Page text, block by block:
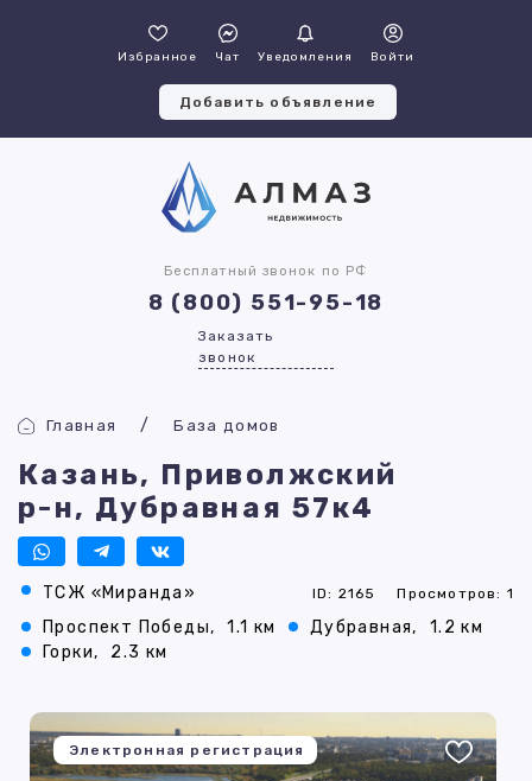
Избранное Чат Уведомления Войти
Добавить объявление
Бесплатный звонок по РФ
8 (800) 551-95-18
Заказать
звонок
Главная База домов
Казань, Приволжский
р-н, Дубравная 57к4
ТСЖ «Миранда» ID: 2165 Просмотров: 1
Проспект Победы, 1.1 км Дубравная,
1.2 км
Горки,
2.3 км
Электронная регистрация